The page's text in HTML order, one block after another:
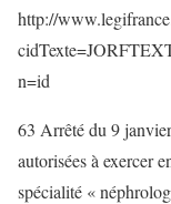
http://
n=id
63 Arrêté du 9
autorisées à exercer
spécialité «